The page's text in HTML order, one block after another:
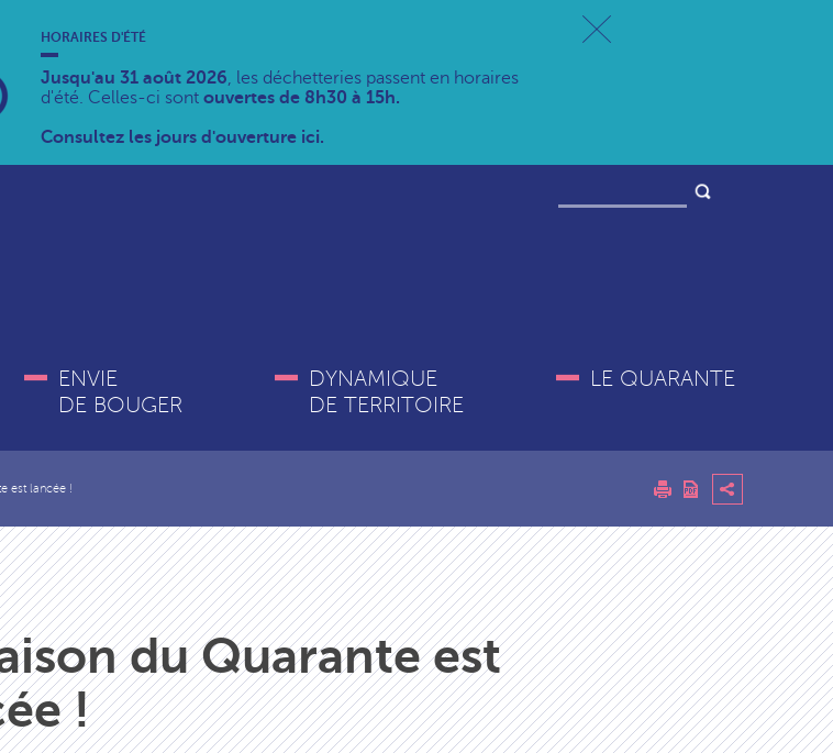
HORAIRES D'ÉTÉ
Jusqu'au 31 août 2026, les déchetteries passent en horaires
d'été. Celles-ci sont ouvertes de 8h30 à 15h.
Consultez les jours d'ouverture ici.
ENVIE
DE BOUGER
DYNAMIQUE
DE TERRITOIRE
LE QUARANTE
est lancée !
du Quarante est
!